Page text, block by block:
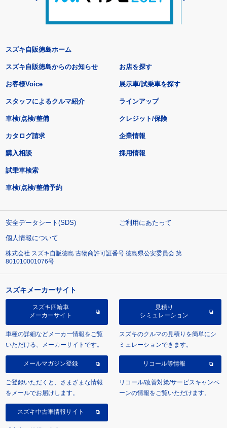
スズキ自販徳島ホーム
スズキ自販徳島からのお知らせ
お客様Voice
スタッフによるクルマ紹介
お店を探す
展示車/試乗車を探す
ラインアップ
車検/点検/整備 クレジット/保険
カタログ請求
購入相談
試乗車検索
車検/点検/整備予約
企業情報
採用情報
安全データシート(SDS)
ご利用にあたって
個人情報について
株式会社 スズキ自販徳島 古物商許可証番号 徳島県公安委員会 第
801010001076号
スズキメーカーサイト
スズキ四輪車
メーカーサイト
車種の詳細などメーカー情報をご覧
いただける、メーカーサイトです。
見積り
シミュレーション
スズキのクルマの見積りを簡単にシ
ミュレーションできます。
メールマガジン登録
ご登録いただくと、さまざまな情報
をメールでお届けします。
リコール等情報
リコール/改善対策/サービスキャンペ
ーンの情報をご覧いただけます。
スズキ中古車情報サイト